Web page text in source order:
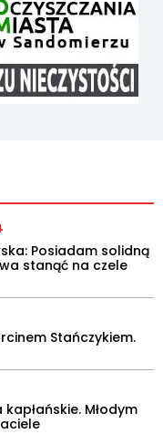
Posiadam solidną
stanąć na czele
Stańczykiem.
Młodym